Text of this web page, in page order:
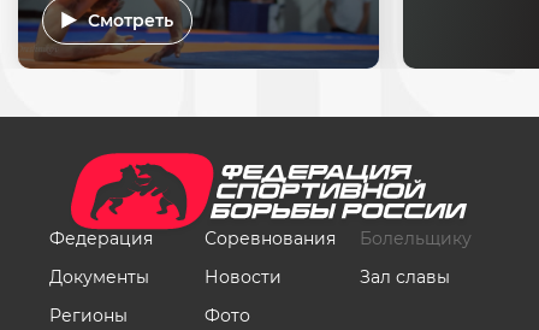
Смотреть
Федерация
Документы
Регионы
Соревнования
Новости
Фото
Болельщику
Зал славы